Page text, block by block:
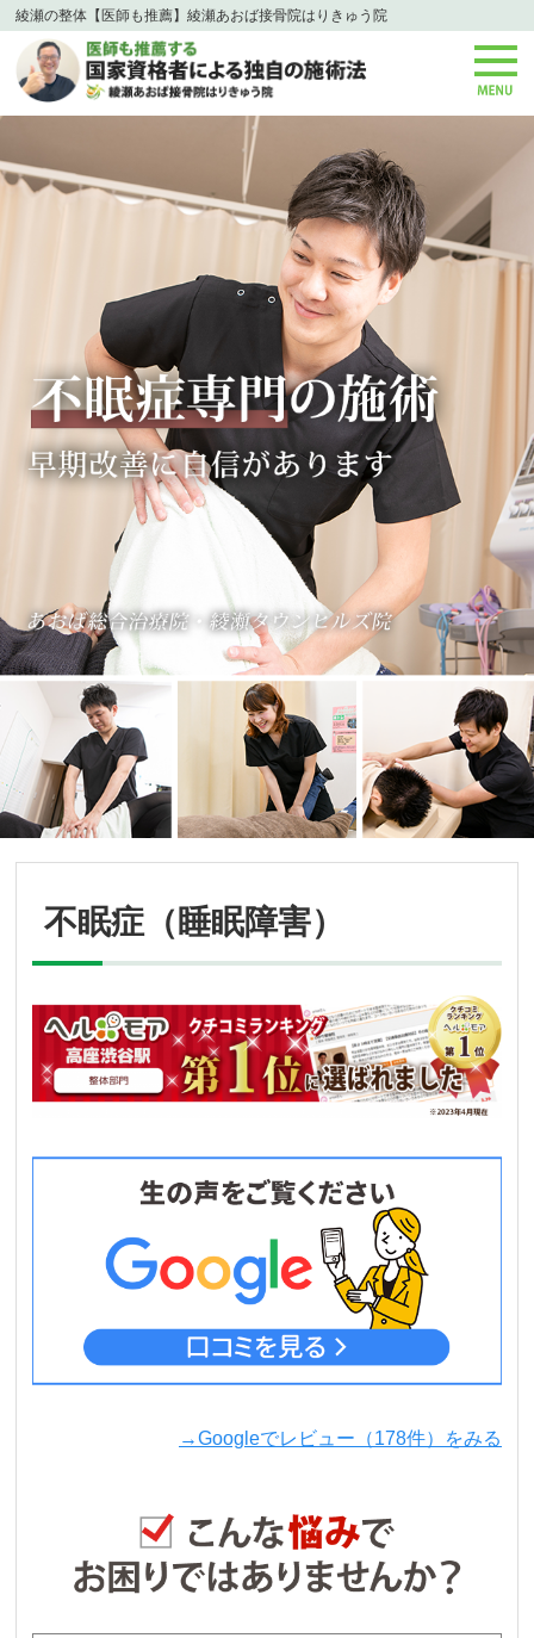
綾瀬の整体【医師も推薦】綾瀬あおば接骨院はりきゅう院
不眠症（睡眠障害）
→Googleでレビュー（178件）をみる